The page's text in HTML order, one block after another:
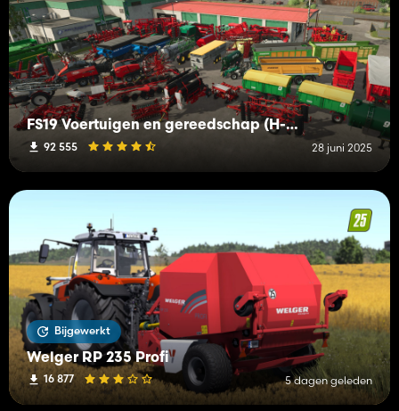
FS19 Voertuigen en gereedschap (H-K)
92 555 28 juni 2025
Bijgewerkt
Welger RP 235 Profi
16 877 5 dagen geleden